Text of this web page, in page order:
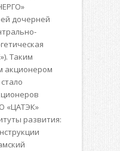
дочерней
Таким
акционером
«ЦАТЭК»
развития: